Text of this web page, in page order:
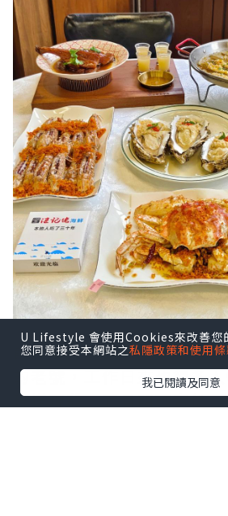
鼠妹🐿️終於去了這家啦，在
的老號，工作日來也很多
現撈現殺，而且明碼實價。
U Lifestyle 會使用Cookies來改善您
您同意接受本網站之私隱政策和使用
我已閱讀及同意